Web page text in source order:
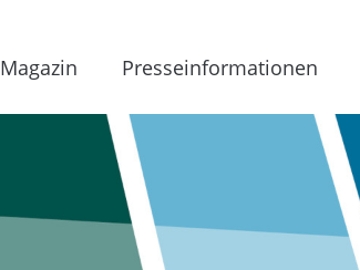
Magazin Presseinformationen